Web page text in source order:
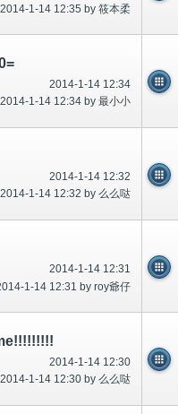
2014-1-14 12:35 by 筱本柔
2014-1-14 12:34
2014-1-14 12:34 by 最小小
2014-1-14 12:32
2014-1-14 12:32 by 么么哒
2014-1-14 12:31
1-14 12:31 by roy爺仔
2014-1-14 12:30
2014-1-14 12:30 by 么么哒